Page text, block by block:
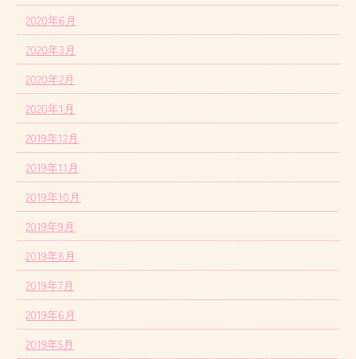
2020年6月
2020年3月
2020年2月
2020年1月
2019年12月
2019年11月
2019年10月
2019年9月
2019年8月
2019年7月
2019年6月
2019年5月